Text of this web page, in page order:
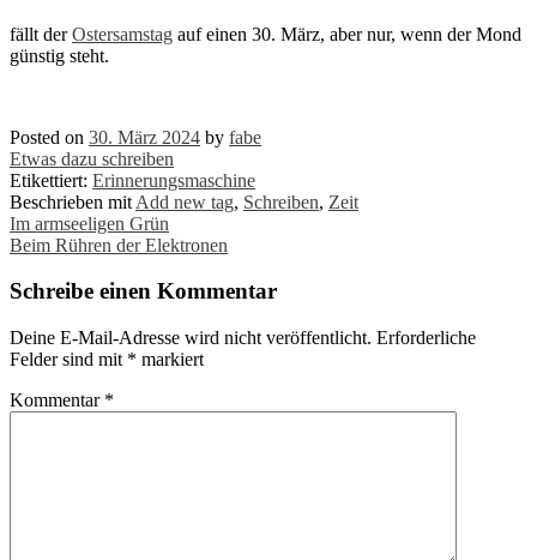
fällt derOstersamstag auf einen 30. März, aber nur, wenn der Mond
günstig steht.
Posted on 30. März 2024 by fabe
Etwas dazu schreiben
Etikettiert: Erinnerungsmaschine
Beschrieben mit Add new tag, Schreiben, Zeit
Post
navigation
Im armseeligen Grün
Beim Rühren der Elektronen
Schreibe einen Kommentar
Deine E-Mail-Adresse wird nicht veröffentlicht. Erforderliche
Felder sind mit * markiert
Kommentar *